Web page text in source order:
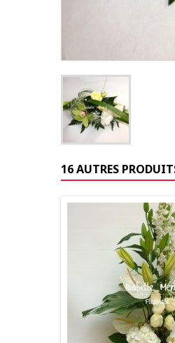
16 AUTRES